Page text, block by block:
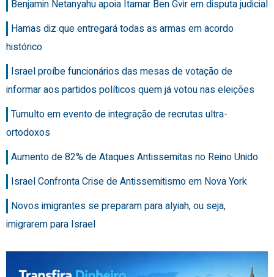
Benjamin Netanyahu apoia Itamar Ben Gvir em disputa judicial
Hamas diz que entregará todas as armas em acordo
histórico
Israel proíbe funcionários das mesas de votação de
informar aos partidos políticos quem já votou nas eleições
Tumulto em evento de integração de recrutas ultra-
ortodoxos
Aumento de 82% de Ataques Antissemitas no Reino Unido
Israel Confronta Crise de Antissemitismo em Nova York
Novos imigrantes se preparam para alyiah, ou seja,
imigrarem para Israel